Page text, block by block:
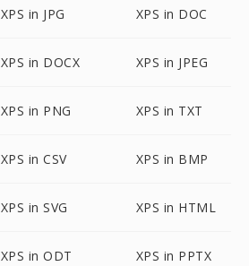
XPS in JPG XPS in DOC
XPS in DOCX XPS in JPEG
XPS in PNG XPS in TXT
XPS in CSV XPS in BMP
XPS in SVG XPS in HTML
XPS in ODT XPS in PPTX